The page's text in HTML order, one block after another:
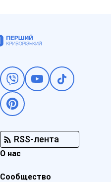
RSS-лента
О нас
Сообщество